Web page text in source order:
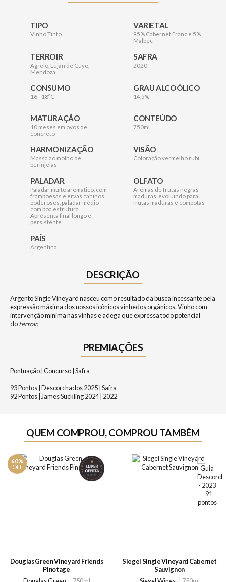
TIPO
Vinho Tinto
VARIETAL
95% Cabernet Franc e 5%
Malbec
TERROIR
Agrelo, Luján de Cuyo,
Mendoza
SAFRA
2020
CONSUMO
16 - 18ºC
GRAU ALCOÓLICO
14,5%
MATURAÇÃO
10 meses em ovos de
concreto
CONTEÚDO
750ml
HARMONIZAÇÃO
Massa ao molho de
berinjelas
VISÃO
Coloração vermelho rubi
PALADAR
Paladar muito aromático, com
framboesas e ervas, taninos
poderosos, paladar médio
com boa estrutura.
Apresenta final longo e
persistente.
OLFATO
Aromas de frutas negras
maduras, evoluindo para
frutas maduras e compotas
PAÍS
Argentina
DESCRIÇÃO
Argento Single Vineyard nasceu como resultado da busca incessante pela
expressão máxima dos nossos icônicos vinhedos orgânicos. Vinho com
intervenção mínima nas vinhas e adega que expressa todo potencial
doterroir.
PREMIAÇÕES
Pontuação | Concurso | Safra
93 Pontos | Descorchados 2025 | Safra
92 Pontos | James Suckling 2024 | 2022
QUEM COMPROU, COMPROU TAMBÉM
60%
OFF
Douglas Green Vineyard Friends
Pinotage
Siegel Single Vineyard Cabernet
Sauvignon